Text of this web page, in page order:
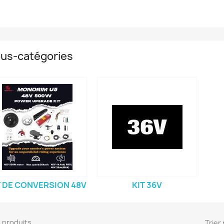
catégories
DE CONVERSION 48V KIT 36V